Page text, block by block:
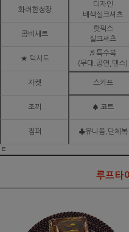
화려한정장
디자인
배색실크셔츠
콤비세트
핫픽스
실크셔츠
★ 턱시도
♬ 특수복
(무대.공연,댄스)
자켓 스카프
조끼 ♠ 코트
점퍼 ♣유니폼,단체복
ㅌ
루프타이